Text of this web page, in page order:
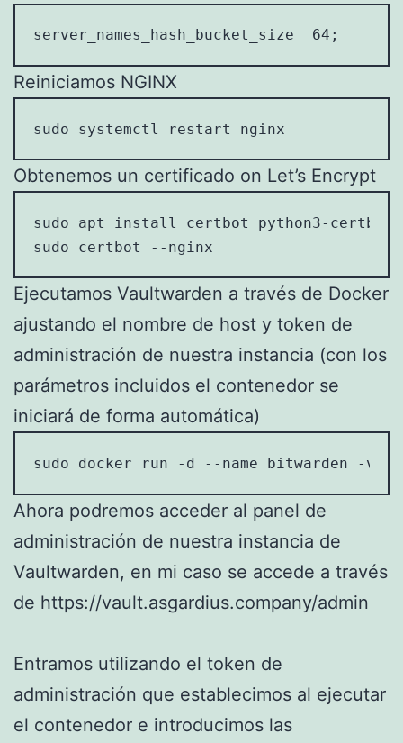
server_names_hash_bucket_size  64;
Reiniciamos NGINX
sudo systemctl restart nginx
Obtenemos un certificado on Let’s Encrypt
sudo apt install certbot python3-certbot-
sudo certbot --nginx
Ejecutamos Vaultwarden a través de Docker
ajustando el nombre de host y token de
administración de nuestra instancia (con los
parámetros incluidos el contenedor se
iniciará de forma automática)
sudo docker run -d --name bitwarden -v /
Ahora podremos acceder al panel de
administración de nuestra instancia de
Vaultwarden, en mi caso se accede a través
de https://vault.asgardius.company/admin
Entramos utilizando el token de
administración que establecimos al ejecutar
el contenedor e introducimos las